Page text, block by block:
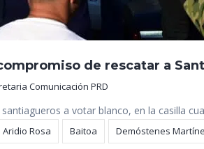
de rescatar a
Comunicación PRD
a votar blanco, en la casilla
Aridio Rosa Baitoa Demóstenes